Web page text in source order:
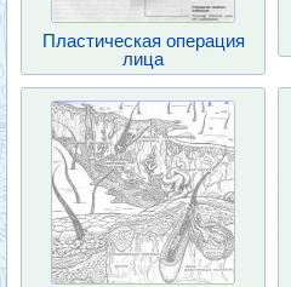
Пластическая операция
лица